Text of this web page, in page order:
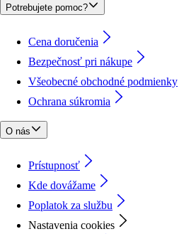
Potrebujete pomoc?
Cena doručenia
Bezpečnosť pri nákupe
Všeobecné obchodné podmienky
Ochrana súkromia
O nás
Prístupnosť
Kde dovážame
Poplatok za službu
Nastavenia cookies